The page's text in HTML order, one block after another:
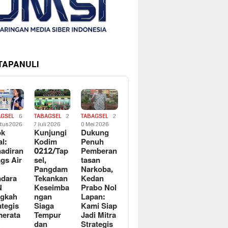
6
2026
Air
TABAGSEL
2
7 Juli 2026
Kunjungi
Kodim
0212/Tap
sel,
Pangdam
Tekankan
Keseimba
ngan
Siaga
Tempur
dan
TABAGSEL
2
0 Mei 2026
Dukung
Penuh
Pemberan
tasan
Narkoba,
Kedan
Prabo Nol
Lapan:
Kami Siap
Jadi Mitra
Strategis